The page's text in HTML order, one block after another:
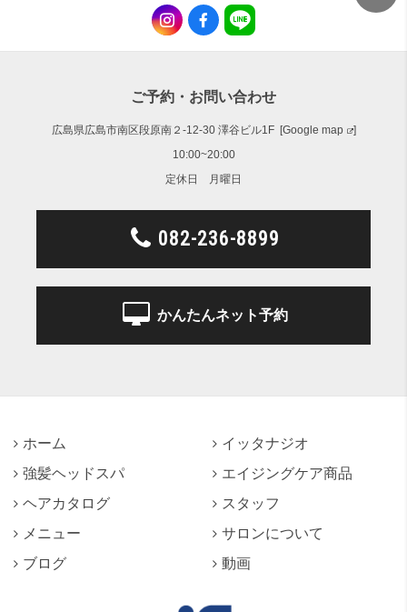
ご予約・お問い合わせ
広島県広島市南区段原南２-12-30 澤谷ビル1F [Google map
]
10:00~20:00
定休日 月曜日
082-236-8899
かんたんネット予約
ホーム
イッタナジオ
強髪ヘッドスパ
エイジングケア商品
ヘアカタログ
スタッフ
メニュー
サロンについて
ブログ
動画